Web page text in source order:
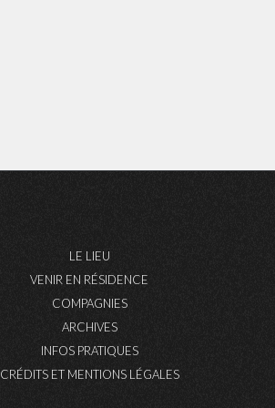
LE LIEU
VENIR EN RÉSIDENCE
COMPAGNIES
ARCHIVES
INFOS PRATIQUES
CRÉDITS ET MENTIONS LÉGALES